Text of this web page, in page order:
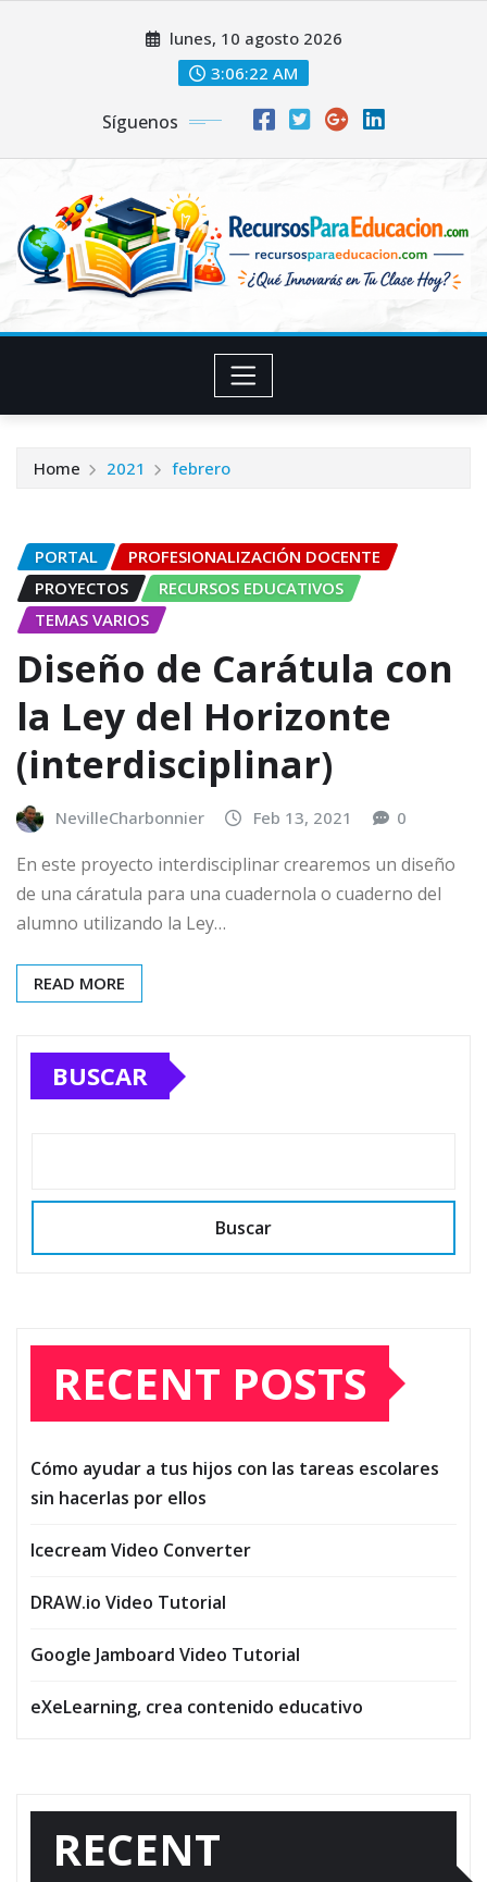
lunes, 10 agosto 2026
3:06:22 AM
Síguenos
Home 2021 febrero
PORTAL
PROFESIONALIZACIÓN DOCENTE
PROYECTOS
RECURSOS EDUCATIVOS
TEMAS VARIOS
Diseño de Carátula con
la Ley del Horizonte
(interdisciplinar)
NevilleCharbonnier Feb 13, 2021 0
En este proyecto interdisciplinar crearemos un diseño
de una cáratula para una cuadernola o cuaderno del
alumno utilizando la Ley…
READ MORE
BUSCAR
Buscar
RECENT POSTS
Cómo ayudar a tus hijos con las tareas escolares
sin hacerlas por ellos
Icecream Video Converter
DRAW.io Video Tutorial
Google Jamboard Video Tutorial
eXeLearning, crea contenido educativo
RECENT